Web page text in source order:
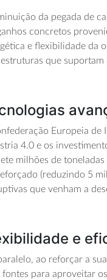
da pegada de
concretos
e flexibilidade da
que suportam
Europeia de
4.0 e os
milhões de toneladas
(reduzindo 5
que venham a
e
ao reforçar a
fontes para aproveitar